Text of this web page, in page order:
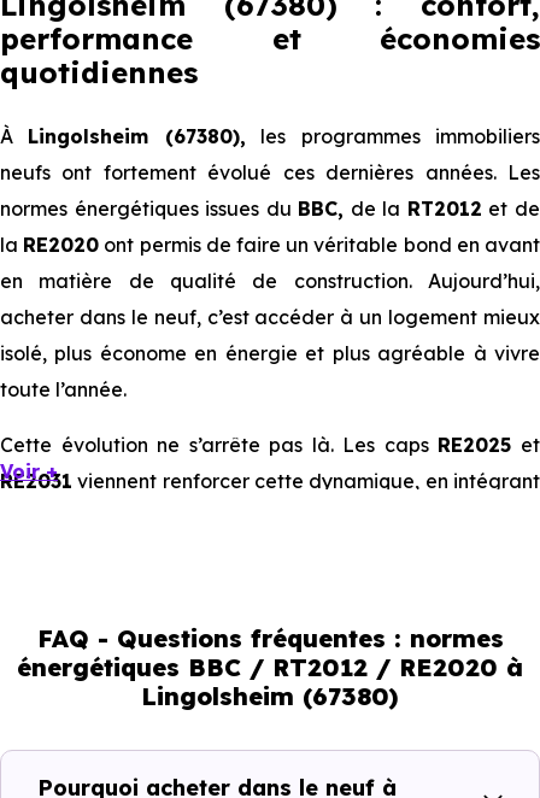
performance et économies
quotidiennes
À Lingolsheim (67380), les programmes immobiliers
neufs ont fortement évolué ces dernières années. Les
normes énergétiques issues du BBC, de la RT2012 et de
la RE2020 ont permis de faire un véritable bond en avant
en matière de qualité de construction. Aujourd’hui,
acheter dans le neuf, c’est accéder à un logement mieux
isolé, plus économe en énergie et plus agréable à vivre
toute l’année.
Cette évolution ne s’arrête pas là. Les caps RE2025 et
RE2031 viennent renforcer cette dynamique, en intégrant
immobilier, en valorisant les biens les plus performants.
En résumé :
Normes énergétiques de
l’immobilier neuf
Voir +
FAQ - Questions fréquentes : normes
énergétiques BBC / RT2012 / RE2020 à
Lingolsheim (67380)
Pourquoi acheter dans le neuf à